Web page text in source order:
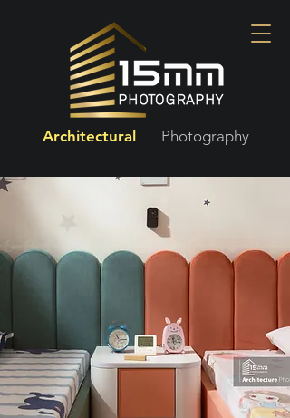
Architectural Photography